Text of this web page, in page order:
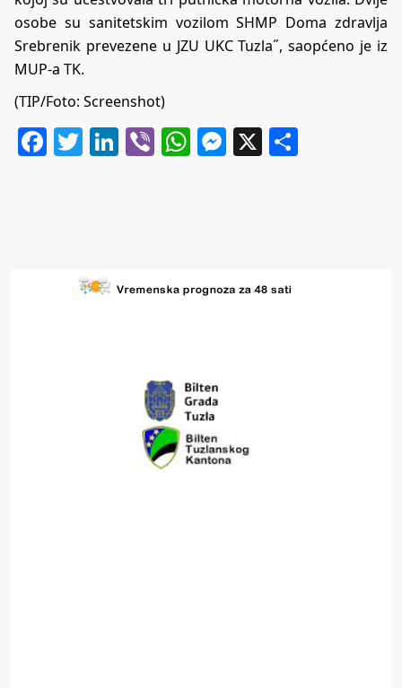
osobe su sanitetskim vozilom SHMP Doma zdravlja
Srebrenik prevezene u JZU UKC Tuzla˝, saopćeno je iz
MUP-a TK.
(TIP/Foto: Screenshot)
Facebook
Twitter
LinkedIn
ViberWhatsApp
Messenger
X